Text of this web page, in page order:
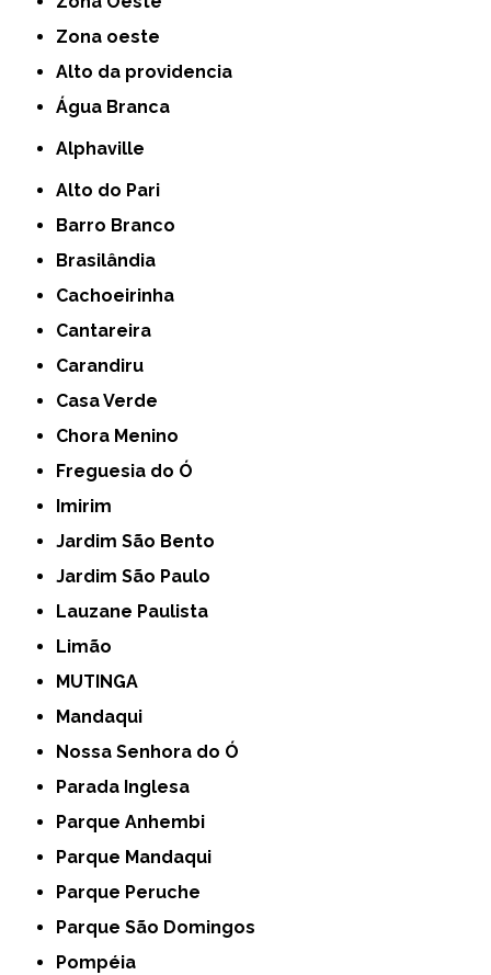
Zona oeste
alto da providencia
Água Branca
Alphaville
Alto do Pari
Barro Branco
Brasilândia
Cachoeirinha
Cantareira
Carandiru
Casa Verde
Chora Menino
Freguesia do Ó
Imirim
Jardim São Bento
Jardim São Paulo
Lauzane Paulista
Limão
MUTINGA
Mandaqui
Nossa Senhora do Ó
Parada Inglesa
Parque Anhembi
Parque Mandaqui
Parque Peruche
Parque São Domingos
Pompéia